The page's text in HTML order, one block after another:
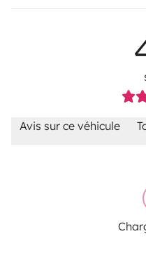
Avis sur ce véhicule